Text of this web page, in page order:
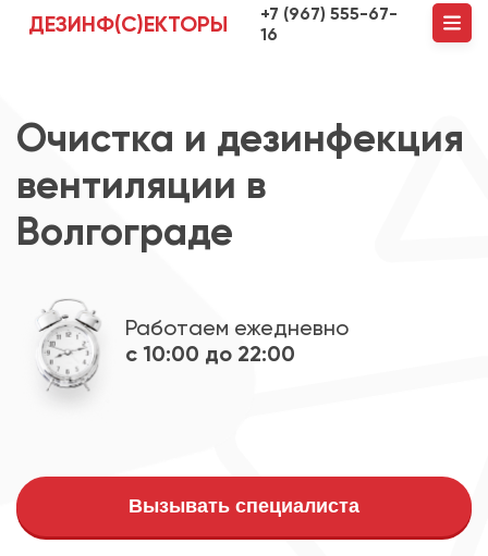
ДЕЗИНФ(С)ЕКТОРЫ
+7 (967) 555-67-
16
Очистка и дезинфекция
вентиляции в
Волгограде
Работаем ежедневно
с 10:00 до 22:00
Вызывать специалиста